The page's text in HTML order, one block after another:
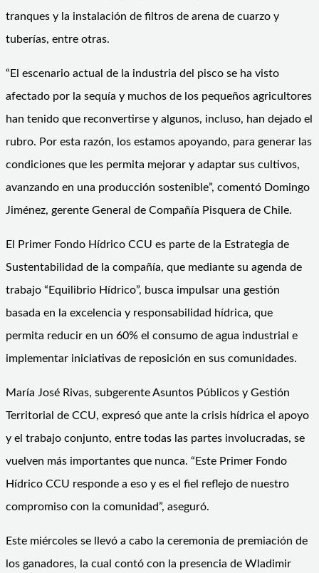
tranques y la instalación de filtros de arena de cuarzo y
tuberías, entre otras.
“El escenario actual de la industria del pisco se ha visto
afectado por la sequía y muchos de los pequeños agricultores
han tenido que reconvertirse y algunos, incluso, han dejado el
rubro. Por esta razón, los estamos apoyando, para generar las
condiciones que les permita mejorar y adaptar sus cultivos,
avanzando en una producción sostenible”, comentó Domingo
Jiménez, gerente General de Compañía Pisquera de Chile.
El Primer Fondo Hídrico CCU es parte de la Estrategia de
Sustentabilidad de la compañía, que mediante su agenda de
trabajo “Equilibrio Hídrico”, busca impulsar una gestión
basada en la excelencia y responsabilidad hídrica, que
permita reducir en un 60% el consumo de agua industrial e
implementar iniciativas de reposición en sus comunidades.
María José Rivas, subgerente Asuntos Públicos y Gestión
Territorial de CCU, expresó que ante la crisis hídrica el apoyo
y el trabajo conjunto, entre todas las partes involucradas, se
vuelven más importantes que nunca. “Este Primer Fondo
Hídrico CCU responde a eso y es el fiel reflejo de nuestro
compromiso con la comunidad”, aseguró.
Este miércoles se llevó a cabo la ceremonia de premiación de
los ganadores, la cual contó con la presencia de Wladimir